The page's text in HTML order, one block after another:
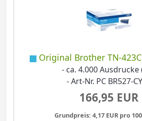
Original Brother TN-
- ca. 4.000 Ausdrucke
- Art-Nr. PC BR527-
166,95 EUR
Grundpreis: 4,17 EUR pro